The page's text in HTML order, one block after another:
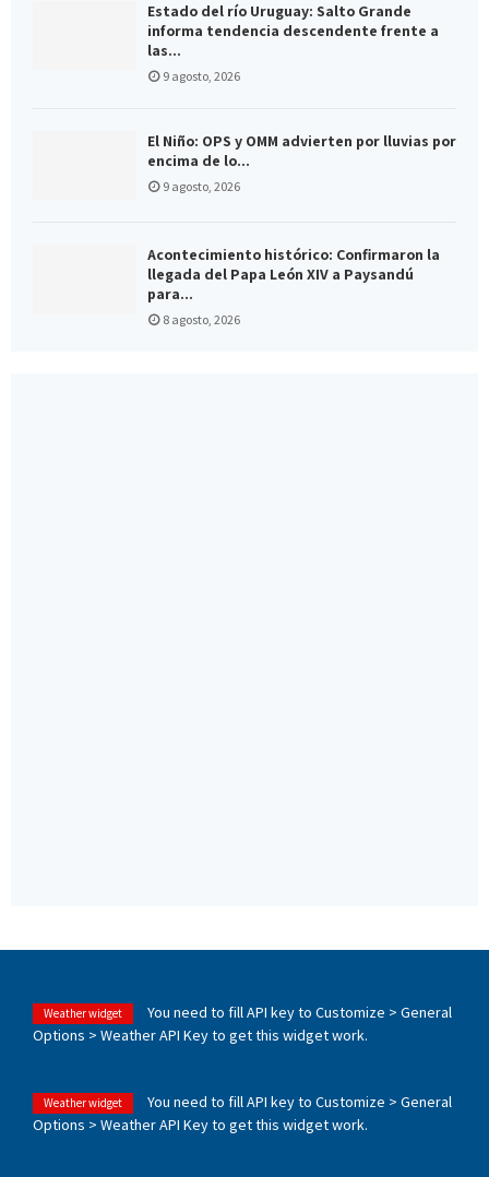
Estado del río Uruguay: Salto Grande
informa tendencia descendente frente a
las...
9 agosto, 2026
El Niño: OPS y OMM advierten por lluvias por
encima de lo...
9 agosto, 2026
Acontecimiento histórico: Confirmaron la
llegada del Papa León XIV a Paysandú
para...
8 agosto, 2026
Weather widget
You need to fill API key to Customize > General
Options > Weather API Key to get this widget work.
Weather widget
You need to fill API key to Customize > General
Options > Weather API Key to get this widget work.